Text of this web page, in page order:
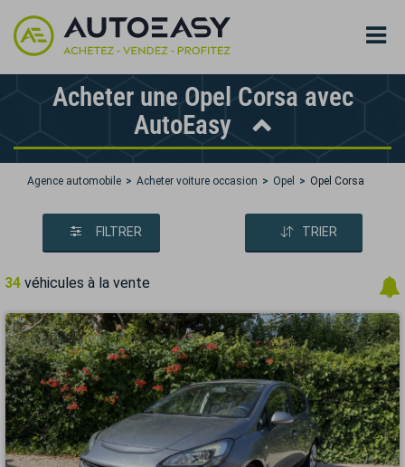
Acheter une Opel Corsa avec
AutoEasy
Agence automobile Acheter voiture occasion Opel Opel Corsa
FILTRER TRIER
34 véhicules à la vente